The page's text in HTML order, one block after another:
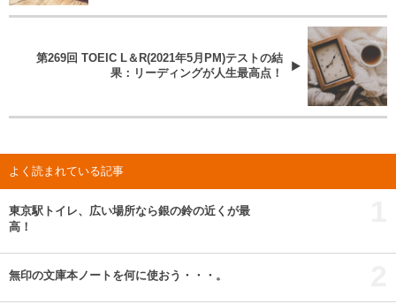
第269回 TOEIC L＆R(2021年5月PM)テストの結
果：リーディングが人生最高点！
よく読まれている記事
東京駅トイレ、広い場所なら銀の鈴の近くが最
高！
無印の文庫本ノートを何に使おう・・・。